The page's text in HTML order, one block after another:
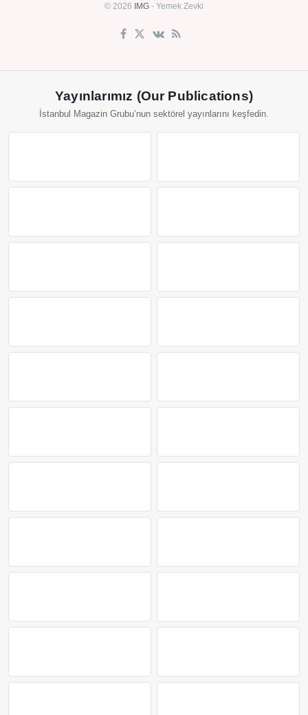
© 2026 IMG - Yemek Zevki
Yayınlarımız (Our Publications)
İstanbul Magazin Grubu’nun sektörel yayınlarını keşfedin.